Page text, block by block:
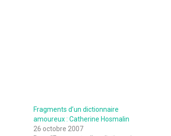
Fragments d’un dictionnaire
amoureux : Catherine Hosmalin
26 octobre 2007